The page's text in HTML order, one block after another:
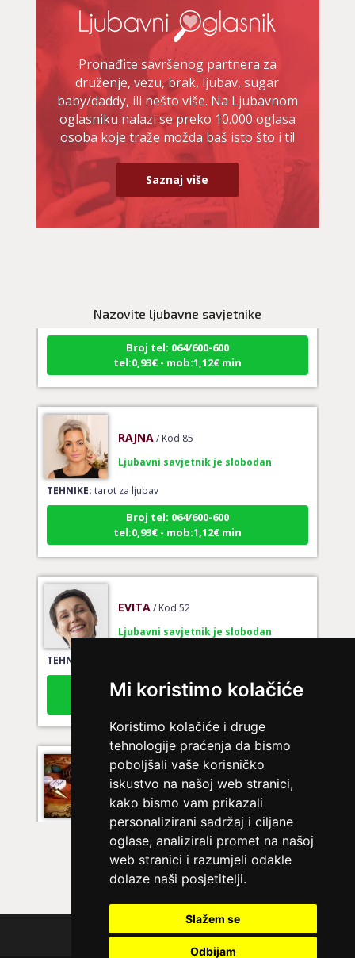
Mi koristimo kolačiće
Koristimo kolačiće i druge
tehnologije praćenja da bismo
poboljšali vaše korisničko
iskustvo na našoj web stranici,
kako bismo vam prikazali
personalizirani sadržaj i ciljane
oglase, analizirali promet na našoj
web stranici i razumjeli odakle
dolaze naši posjetitelji.
Slažem se
Odbijam
Pronađite savršenog partnera za
druženje, vezu, brak, ljubav, sugar
baby/daddy, ili nešto više. Na Ljubavnom
oglasniku nalazi se preko 10.000 oglasa
osoba koje traže možda baš isto što i ti!
Saznaj više
Nazovite ljubavne savjetnike
ljubavni savjeti, brak, ljubav
Broj tel: 064/600-600
tel:0,93€ - mob:1,12€ min
TEHNIKE:tarot za ljubav
Broj tel: 064/600-600
tel:0,93€ - mob:1,12€ min
TEHNIKE:
Broj tel: 064/600-600
tel:0,93€ - mob:1,12€ min
AZRA / Kod 02
Ljubavni savjetnik je slobodan
TEHNIKE: ljubavni savjeti, brak, ljubav
Broj tel: 064/600-600
tel:0,93€ - mob:1,12€ min
RAJNA/ Kod 85
Polica privatnosti